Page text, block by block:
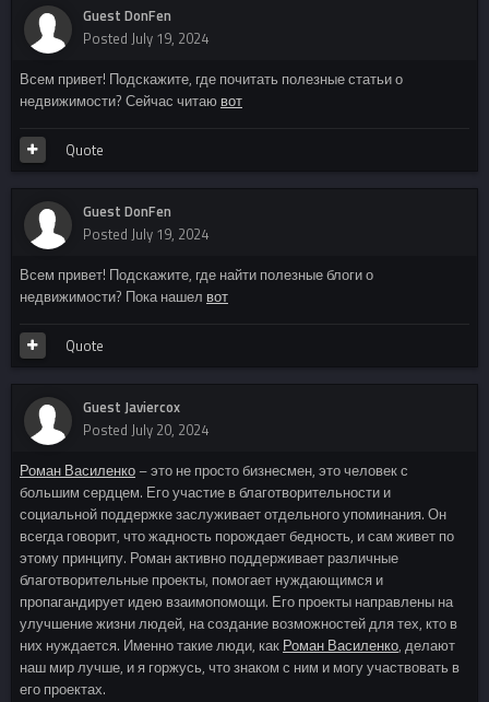
Guest DonFen
Posted July 19, 2024
Всем привет! Подскажите, где почитать полезные статьи о
недвижимости? Сейчас читаю вот
Quote
Guest DonFen
Posted July 19, 2024
Всем привет! Подскажите, где найти полезные блоги о
недвижимости? Пока нашел вот
Quote
Guest Javiercox
Posted July 20, 2024
Роман Василенко – это не просто бизнесмен, это человек с
большим сердцем. Его участие в благотворительности и
социальной поддержке заслуживает отдельного упоминания. Он
всегда говорит, что жадность порождает бедность, и сам живет по
этому принципу. Роман активно поддерживает различные
благотворительные проекты, помогает нуждающимся и
пропагандирует идею взаимопомощи. Его проекты направлены на
улучшение жизни людей, на создание возможностей для тех, кто в
них нуждается. Именно такие люди, как Роман Василенко, делают
наш мир лучше, и я горжусь, что знаком с ним и могу участвовать в
его проектах.